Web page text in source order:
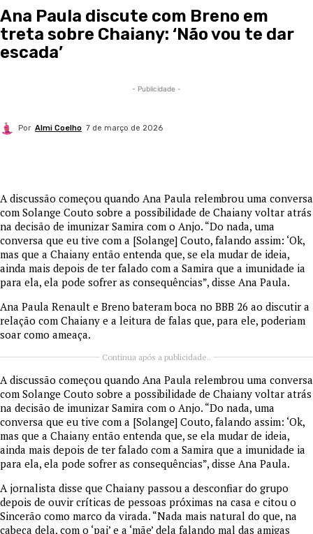
Ana Paula discute com Breno em
treta sobre Chaiany: ‘Não vou te dar
escada’
- Publicidade -
Por Almi Coelho 7 de março de 2026
A discussão começou quando Ana Paula relembrou uma conversa
com Solange Couto sobre a possibilidade de Chaiany voltar atrás
na decisão de imunizar Samira com o Anjo. “Do nada, uma
conversa que eu tive com a [Solange] Couto, falando assim: ‘Ok,
mas que a Chaiany então entenda que, se ela mudar de ideia,
ainda mais depois de ter falado com a Samira que a imunidade ia
para ela, ela pode sofrer as consequências”, disse Ana Paula.
Ana Paula Renault e Breno bateram boca no BBB 26 ao discutir a
relação com Chaiany e a leitura de falas que, para ele, poderiam
soar como ameaça.
Continua após a publicidade..
A discussão começou quando Ana Paula relembrou uma conversa
com Solange Couto sobre a possibilidade de Chaiany voltar atrás
na decisão de imunizar Samira com o Anjo. “Do nada, uma
conversa que eu tive com a [Solange] Couto, falando assim: ‘Ok,
mas que a Chaiany então entenda que, se ela mudar de ideia,
ainda mais depois de ter falado com a Samira que a imunidade ia
para ela, ela pode sofrer as consequências”, disse Ana Paula.
A jornalista disse que Chaiany passou a desconfiar do grupo
depois de ouvir críticas de pessoas próximas na casa e citou o
Sincerão como marco da virada. “Nada mais natural do que, na
cabeça dela, com o ‘pai’ e a ‘mãe’ dela falando mal das amigas